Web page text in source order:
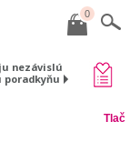
0
nezávislú
Tlač